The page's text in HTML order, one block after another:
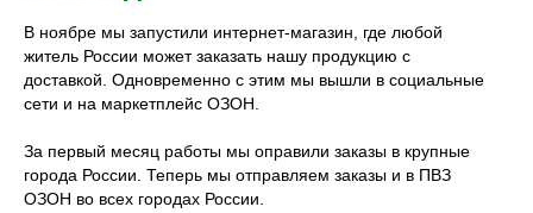
В ноябре мы запустили интернет-магазин, где любой
житель России может заказать нашу продукцию с
доставкой. Одновременно с этим мы вышли в социальные
сети и на маркетплейс ОЗОН.
За первый месяц работы мы оправили заказы в крупные
города России. Теперь мы отправляем заказы и в ПВЗ
ОЗОН во всех городах России.